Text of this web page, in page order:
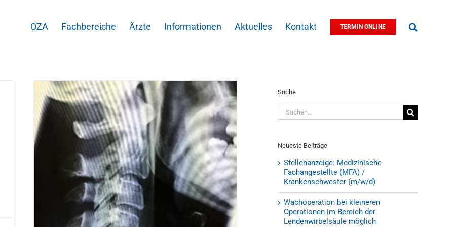
OZA Fachbereiche Ärzte Informationen Aktuelles Kontakt TERMIN ONLINE
Suche
Suche
nach:
Neueste Beiträge
Stellenanzeige: Medizinische
Fachangestellte (MFA) /
Krankenschwester (m/w/d)
Wachoperation bei kleineren
Operationen im Bereich der
Lendenwirbelsäule möglich